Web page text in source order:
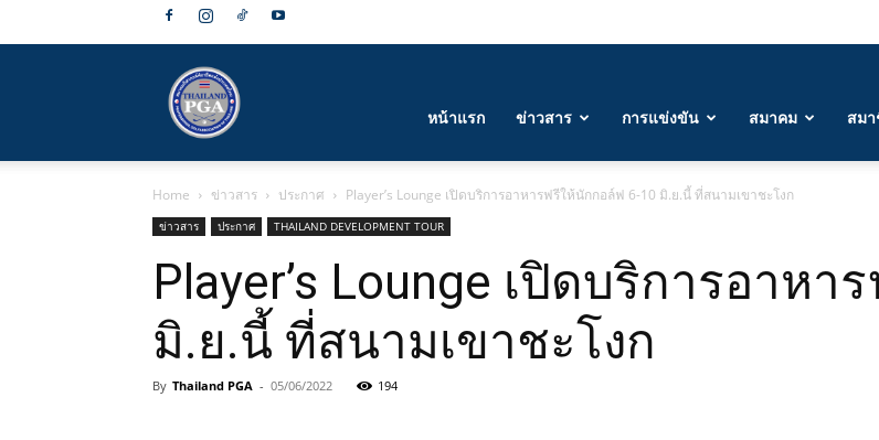
กีฬา
กอล์ฟ
หน้าแรก ข่าวสาร การแข่งขัน สมาคม สม
Home ข่าวสาร ประกาศ Player’s Lounge เปิดบริการอาหารฟรีให้นักกอล์ฟ 6-10 มิ.ย.นี้ ที่สนามเขาชะโงก
ข่าวสาร ประกาศ THAILAND DEVELOPMENT TOUR
Player’s Lounge เปิดบริการอาห
มิ.ย.นี้ ที่สนามเขาชะโงก
By Thailand PGA - 05/06/2022 194